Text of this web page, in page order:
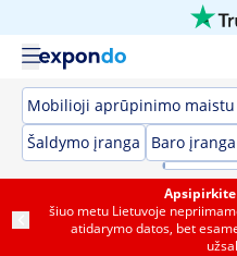
Mobilioji aprūpinimo
Šaldymo įranga
Baro įranga
šiuo metu Lietuvoje
atidarymo datos, bet